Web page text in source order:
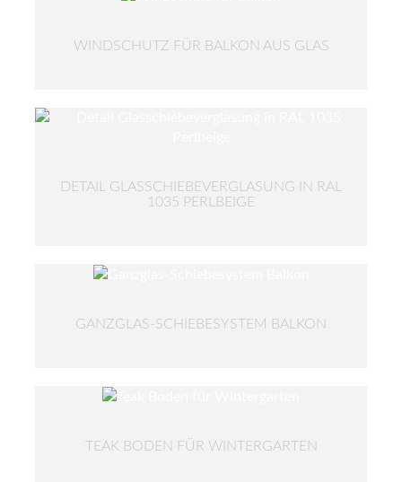
WINDSCHUTZ FÜR BALKON AUS GLAS
DETAIL GLASSCHIEBEVERGLASUNG IN RAL
1035 PERLBEIGE
GANZGLAS-SCHIEBESYSTEM BALKON
TEAK BODEN FÜR WINTERGARTEN